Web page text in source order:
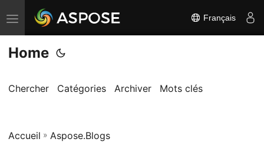
B
a
s
u
r
Français
Home
Chercher Catégories Archiver Mots clés
Accueil » Aspose.Blogs